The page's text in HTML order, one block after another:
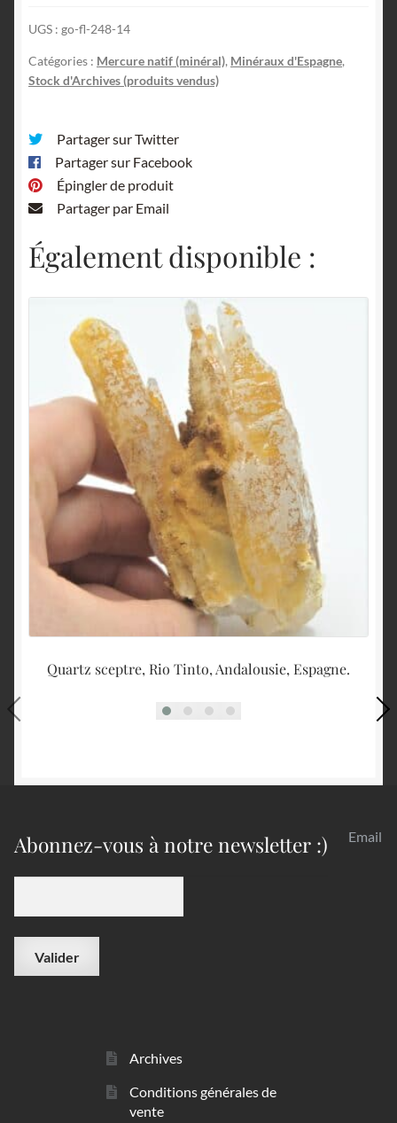
UGS : go-fl-248-14
Catégories : Mercure natif (minéral), Minéraux d'Espagne,
Stock d'Archives (produits vendus)
Partager sur Twitter
Partager sur Facebook
Épingler de produit
Partager par Email
Également disponible :
Quartz sceptre, Rio Tinto, Andalousie, Espagne.
Abonnez-vous à notre newsletter :) Email
Archives
Conditions générales de
vente